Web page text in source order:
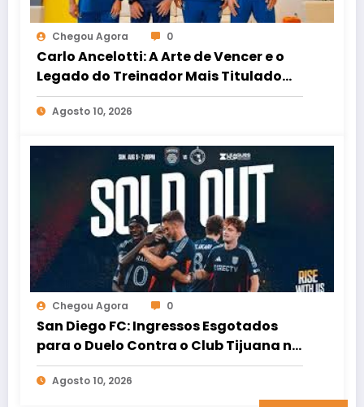
Chegou Agora 0
Carlo Ancelotti: A Arte de Vencer e o
Legado do Treinador Mais Titulado
da Europa
Agosto 10, 2026
Chegou Agora 0
San Diego FC: Ingressos Esgotados
para o Duelo Contra o Club Tijuana na
Leagues Cup!
Agosto 10, 2026